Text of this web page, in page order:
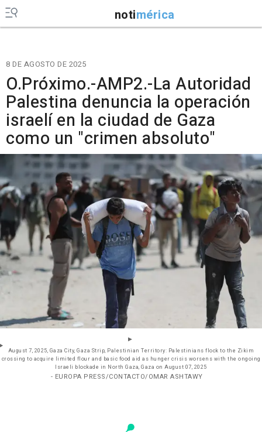
notimérica
8 DE AGOSTO DE 2025
O.Próximo.-AMP2.-La Autoridad
Palestina denuncia la operación
israelí en la ciudad de Gaza
como un "crimen absoluto"
August 7, 2025, Gaza City, Gaza Strip, Palestinian Territory: Palestinians flock to the Zikim
crossing to acquire limited flour and basic food aid as hunger crisis worsens with the ongoing
Israeli blockade in North Gaza, Gaza on August 07, 2025
- EUROPA PRESS/CONTACTO/OMAR ASHTAWY